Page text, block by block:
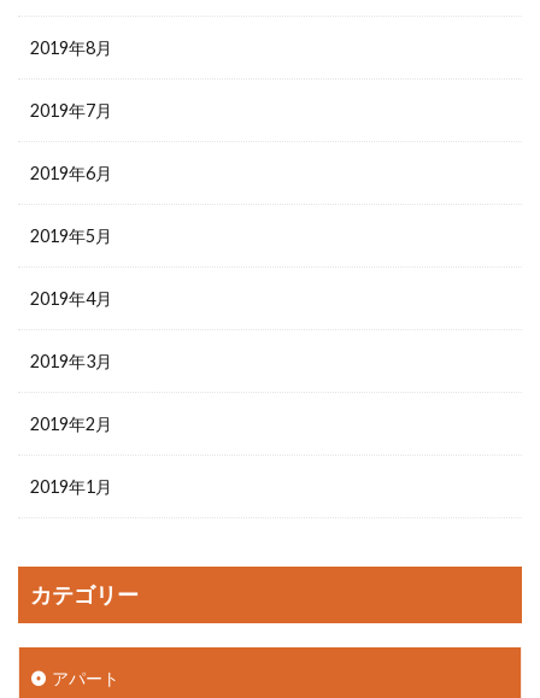
2019年8月
2019年7月
2019年6月
2019年5月
2019年4月
2019年3月
2019年2月
2019年1月
カテゴリー
アパート